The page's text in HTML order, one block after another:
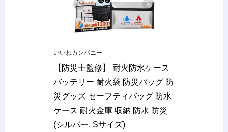
いいねカンパニー
【防災士監修】 耐火防水ケース
バッテリー 耐火袋 防災バッグ 防
災グッズ セーフティバッグ 防水
ケース 耐火金庫 収納 防水 防災
(シルバー, Sサイズ)